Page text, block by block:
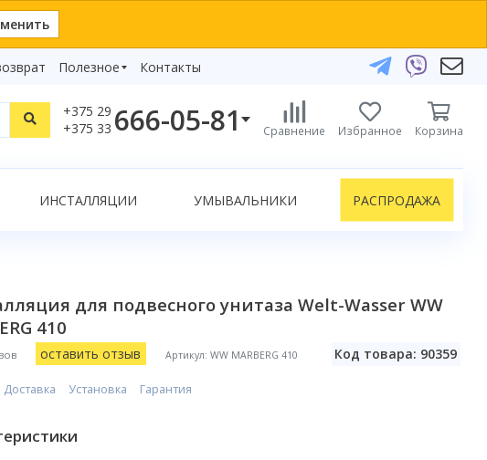
Полезное
Видеообзоры
Бренды
Контакты
+375 29
+375 33 666-05-81
+375 29 666-05-81
+375 17 243-24-29
Telegram
info@bydom.by
Сравнение Избранное Корзина
ИНСТАЛЛЯЦИИ УМЫВАЛЬНИКИ РАСПРОДАЖА
для подвесного унитаза Welt-Wasser WW
410
оставить отзыв Артикул: WW MARBERG 410 Код товара: 90359
Доставка Установка Гарантия